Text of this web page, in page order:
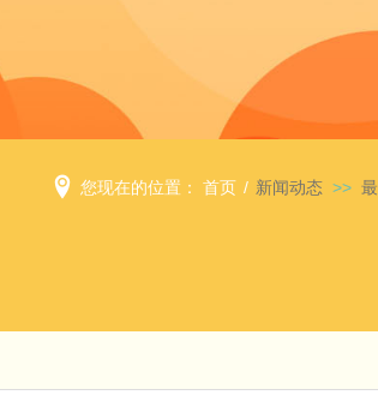
您现在的位置： 首页 / 新闻动态>>